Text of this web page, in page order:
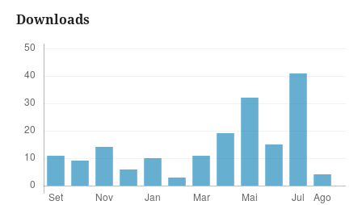
Downloads